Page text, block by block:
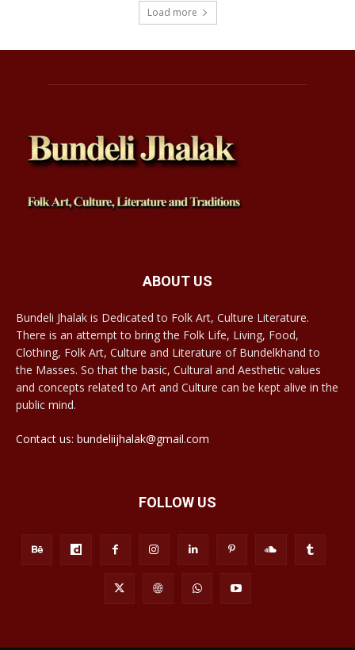
Load more
ABOUT US
Bundeli Jhalak is Dedicated to Folk Art, Culture Literature.
There is an attempt to bring the Folk Life, Living, Food,
Clothing, Folk Art, Culture and Literature of Bundelkhand to
the Masses. So that the basic, Cultural and Aesthetic values
and concepts related to Art and Culture can be kept alive in the
public mind.
Contact us: bundeliijhalak@gmail.com
FOLLOW US